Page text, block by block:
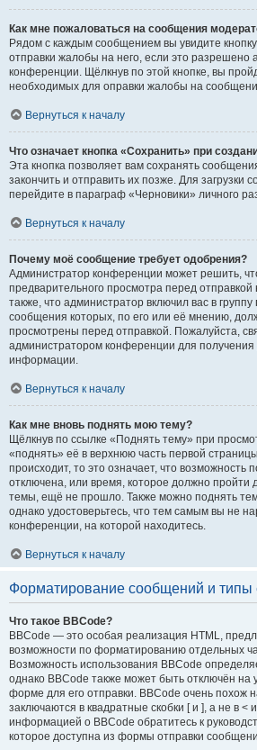
Как мне пожаловаться на сообщения
Рядом с каждым сообщением вы увидите
отправки жалобы на него, если это разрешено
конференции. Щёлкнув по этой кнопке, вы
необходимых для оправки жалобы на
Вернуться к началу
Что означает кнопка «Сохранить» при
Эта кнопка позволяет вам сохранять
закончить и отправить их позже. Для загрузки
перейдите в параграф «Черновики» личного
Вернуться к началу
Почему моё сообщение требует одобрения?
Администратор конференции может решить,
предварительного просмотра перед
также, что администратор включил вас в
сообщения которых, по его или её мнению,
просмотрены перед отправкой. Пожалуйста,
администратором конференции для получения
информации.
Вернуться к началу
Как мне вновь поднять мою тему?
Щёлкнув по ссылке «Поднять тему» при
«поднять» её в верхнюю часть первой
происходит, то это означает, что возможность
отключена, или время, которое должно пройти
темы, ещё не прошло. Также можно поднять
однако удостоверьтесь, что тем самым вы не
конференции, на которой находитесь.
Вернуться к началу
Форматирование сообщений и типы
Что такое BBCode?
BBCode — это особая реализация HTML,
возможности по форматированию отдельных
Возможность использования BBCode
однако BBCode также может быть отключён на
форме для его отправки. BBCode очень похож
заключаются в квадратные скобки [ и ], а не в <
информацией о BBCode обратитесь к
которое доступна из формы отправки